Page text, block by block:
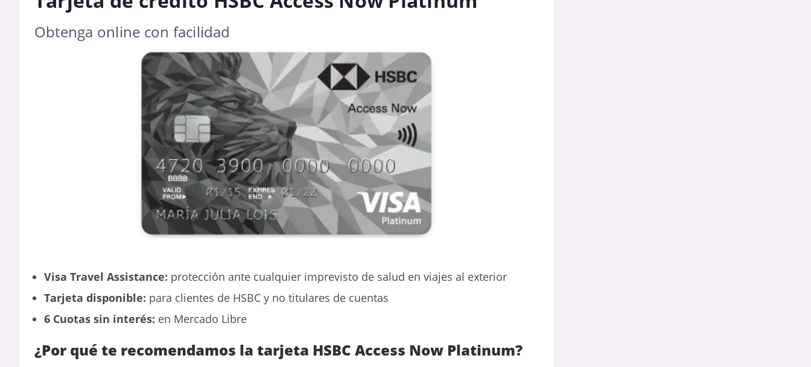
Obtenga online con facilidad
Visa Travel Assistance: protección ante cualquier imprevisto de salud en viajes al exterior
Tarjeta disponible: para clientes de HSBC y no titulares de cuentas
6 Cuotas sin interés: en Mercado Libre
¿Por qué te recomendamos la tarjeta HSBC Access Now Platinum?